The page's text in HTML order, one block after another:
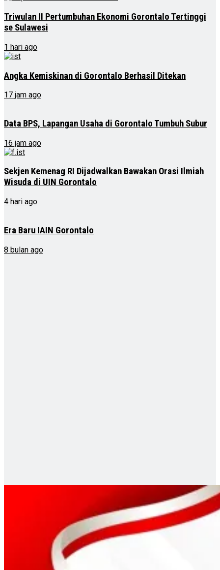
Triwulan II Pertumbuhan Ekonomi Gorontalo Tertinggi
se Sulawesi
1 hari ago
Angka Kemiskinan di Gorontalo Berhasil Ditekan
17 jam ago
Data BPS, Lapangan Usaha di Gorontalo Tumbuh Subur
16 jam ago
Sekjen Kemenag RI Dijadwalkan Bawakan Orasi Ilmiah
Wisuda di UIN Gorontalo
4 hari ago
Era Baru IAIN Gorontalo
8 bulan ago